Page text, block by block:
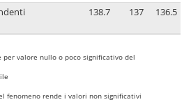
138.7 137 136.5
valore nullo o poco significativo del
fenomeno rende i valori non significativi